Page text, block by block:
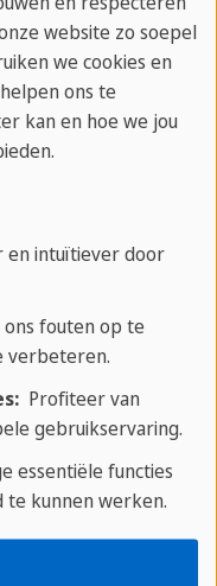
met deze
in je Engelse
meestal
echter in
vóór de
worden
het beste de
je een
het begin van
samen het
woord samen
website zo soepel
we cookies en
ons te
kan en hoe we jou
intuïtiever door
fouten op te
verbeteren.
Profiteer van
gebruikservaring.
essentiële functies
te kunnen werken.